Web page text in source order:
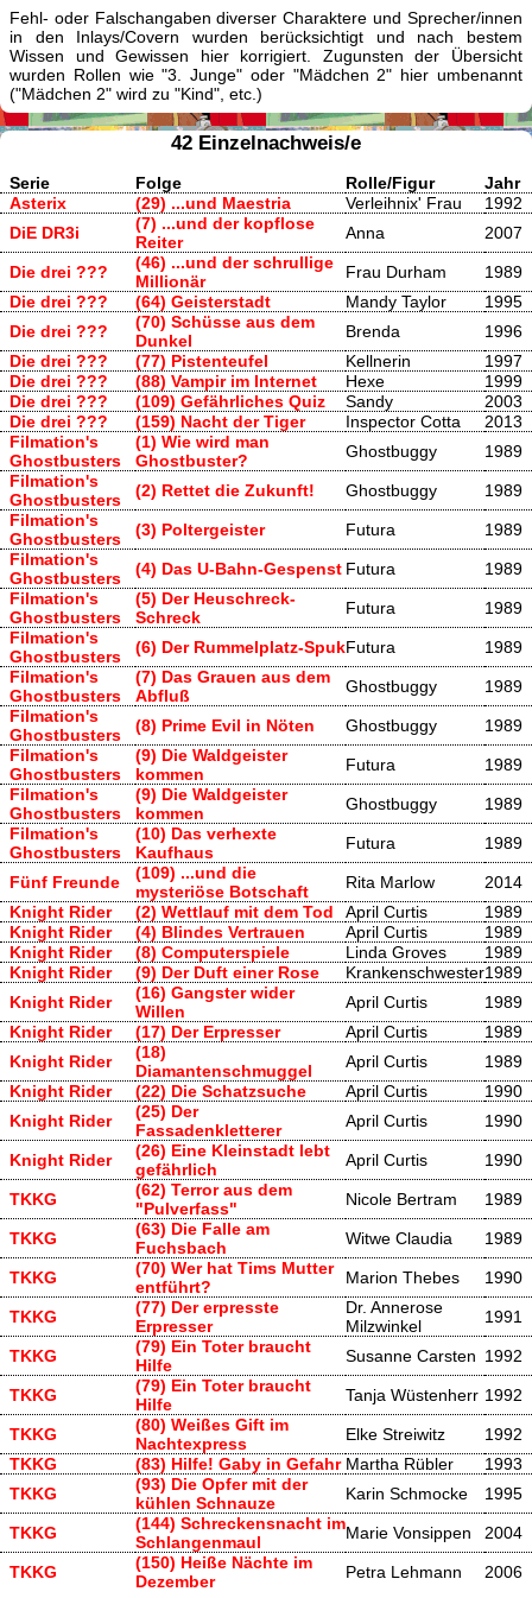
Fehl- oder Falschangaben diverser Charaktere und Sprecher/innen
in den Inlays/Covern wurden berücksichtigt und nach bestem
Wissen und Gewissen hier korrigiert. Zugunsten der Übersicht
wurden Rollen wie "3. Junge" oder "Mädchen 2" hier umbenannt
("Mädchen 2" wird zu "Kind", etc.)
42 Einzelnachweis/e
Serie Folge Rolle/Figur
Jahr
Asterix
(29) ...und Maestria Verleihnix' Frau
1992
DiE DR3i
(7) ...und der kopflose
Reiter
Anna 2007
Die drei ???
(46) ...und der schrullige
Millionär
Frau Durham
1989
Die drei ???
(64) Geisterstadt Mandy Taylor
1995
Die drei ???
(70) Schüsse aus dem
Dunkel
Brenda
1996
Die drei ???
(77) Pistenteufel Kellnerin
1997
Die drei ???
(88) Vampir im Internet Hexe
1999
Die drei ???
(109) Gefährliches Quiz Sandy
2003
Die drei ???
(159) Nacht der Tiger Inspector Cotta
2013
Filmation's
Ghostbusters
(1) Wie wird man
Ghostbuster?
Ghostbuggy
1989
Filmation's
Ghostbusters
(2) Rettet die Zukunft! Ghostbuggy
1989
Filmation's
Ghostbusters
(3) Poltergeister Futura
1989
Filmation's
Ghostbusters
(4) Das U-Bahn-Gespenst Futura
1989
Filmation's
Ghostbusters
(5) Der Heuschreck-
Schreck
Futura
1989
Filmation's
Ghostbusters
(6) Der Rummelplatz-SpukFutura
1989
Filmation's
Ghostbusters
(7) Das Grauen aus dem
Abfluß
Ghostbuggy
1989
Filmation's
Ghostbusters
(8) Prime Evil in Nöten Ghostbuggy
1989
Filmation's
Ghostbusters
(9) Die Waldgeister
kommen
Futura
1989
Filmation's
Ghostbusters
(9) Die Waldgeister
kommen
Ghostbuggy
1989
Filmation's
Ghostbusters
(10) Das verhexte
Kaufhaus
Futura 1989
Fünf Freunde
(109) ...und die
mysteriöse Botschaft
Rita Marlow
2014
Knight Rider
(2) Wettlauf mit dem Tod April Curtis
1989
Knight Rider
(4) Blindes Vertrauen April Curtis
1989
Knight Rider
(8) Computerspiele Linda Groves
1989
Knight Rider
(9) Der Duft einer Rose Krankenschwester1989
Knight Rider
(16) Gangster wider
Willen
April Curtis
1989
Knight Rider
(17) Der Erpresser April Curtis
1989
Knight Rider
(18)
Diamantenschmuggel
April Curtis
1989
Knight Rider
(22) Die Schatzsuche April Curtis
1990
Knight Rider
(25) Der
Fassadenkletterer
April Curtis 1990
Knight Rider
(26) Eine Kleinstadt lebt
gefährlich
April Curtis 1990
TKKG
(62) Terror aus dem
"Pulverfass"
Nicole Bertram 1989
TKKG
(63) Die Falle am
Fuchsbach
Witwe Claudia 1989
TKKG
(70) Wer hat Tims Mutter
entführt?
Marion Thebes 1990
TKKG
(77) Der erpresste
Erpresser
Dr. Annerose
Milzwinkel
1991
TKKG
(79) Ein Toter braucht
Hilfe
Susanne Carsten 1992
TKKG
(79) Ein Toter braucht
Hilfe
Tanja Wüstenherr 1992
TKKG
(80) Weißes Gift im
Nachtexpress
Elke Streiwitz
1992
TKKG
(83) Hilfe! Gaby in Gefahr Martha Rübler
1993
TKKG
(93) Die Opfer mit der
kühlen Schnauze
Karin Schmocke 1995
TKKG
(144) Schreckensnacht im
Schlangenmaul
Marie Vonsippen 2004
TKKG
(150) Heiße Nächte im
Dezember
Petra Lehmann 2006